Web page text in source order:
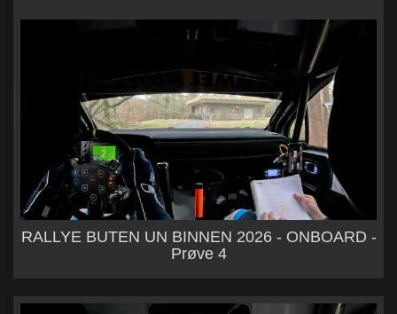
RALLYE BUTEN UN BINNEN 2026 - ONBOARD -
Prøve 4